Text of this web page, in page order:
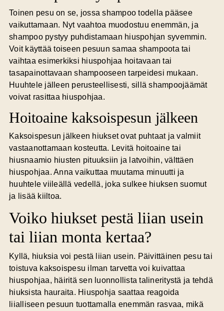
Toinen pesu on se, jossa shampoo todella pääsee
vaikuttamaan. Nyt vaahtoa muodostuu enemmän, ja
shampoo pystyy puhdistamaan hiuspohjan syvemmin.
Voit käyttää toiseen pesuun samaa shampoota tai
vaihtaa esimerkiksi hiuspohjaa hoitavaan tai
tasapainottavaan shampooseen tarpeidesi mukaan.
Huuhtele jälleen perusteellisesti, sillä shampoojäämät
voivat rasittaa hiuspohjaa.
Hoitoaine kaksoispesun jälkeen
Kaksoispesun jälkeen hiukset ovat puhtaat ja valmiit
vastaanottamaan kosteutta. Levitä hoitoaine tai
hiusnaamio hiusten pituuksiin ja latvoihin, välttäen
hiuspohjaa. Anna vaikuttaa muutama minuutti ja
huuhtele viileällä vedellä, joka sulkee hiuksen suomut
ja lisää kiiltoa.
Voiko hiukset pestä liian usein
tai liian monta kertaa?
Kyllä, hiuksia voi pestä liian usein. Päivittäinen pesu tai
toistuva kaksoispesu ilman tarvetta voi kuivattaa
hiuspohjaa, häiritä sen luonnollista talineritystä ja tehdä
hiuksista hauraita. Hiuspohja saattaa reagoida
liialliseen pesuun tuottamalla enemmän rasvaa, mikä